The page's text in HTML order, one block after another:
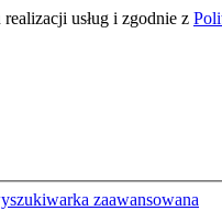
usług i zgodnie z
zaawansowana